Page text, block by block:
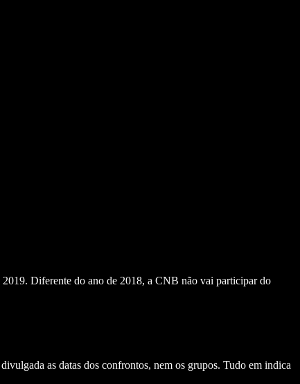
Diferente do ano de 2018, a CNB não vai participar do
as datas dos confrontos, nem os grupos. Tudo em indica